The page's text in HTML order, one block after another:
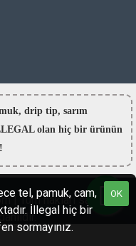
drip tip, sarım
olan hiç bir ürünün
Tüm hakları saklıdır.OK
tel, pamuk, cam,
İllegal hiç bir
sormayınız.